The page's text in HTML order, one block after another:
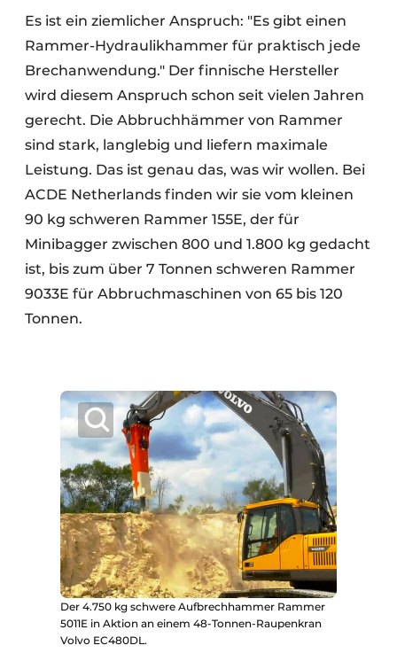
Es ist ein ziemlicher Anspruch: "Es gibt einen
Rammer-Hydraulikhammer für praktisch jede
Brechanwendung." Der finnische Hersteller
wird diesem Anspruch schon seit vielen Jahren
gerecht. Die Abbruchhämmer von Rammer
sind stark, langlebig und liefern maximale
Leistung. Das ist genau das, was wir wollen. Bei
ACDE Netherlands finden wir sie vom kleinen
90 kg schweren Rammer 155E, der für
Minibagger zwischen 800 und 1.800 kg gedacht
ist, bis zum über 7 Tonnen schweren Rammer
9033E für Abbruchmaschinen von 65 bis 120
Tonnen.
Der 4.750 kg schwere Aufbrechhammer Rammer
5011E in Aktion an einem 48-Tonnen-Raupenkran
Volvo EC480DL.